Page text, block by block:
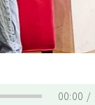
00:00